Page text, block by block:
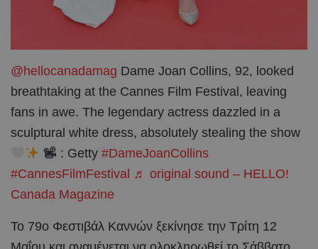
@hellocanadamag Dame Joan Collins, 92, looked
breathtaking at the Cannes Film Festival, leaving
fans in awe. The legendary actress dazzled in a
sculptural white dress, absolutely stealing the show
: Getty#DameJoanCollins
#CannesFilmFestival ♬ original sound – HELLO!
Canada Magazine
Το 79ο Φεστιβάλ Καννών ξεκίνησε την Τρίτη 12